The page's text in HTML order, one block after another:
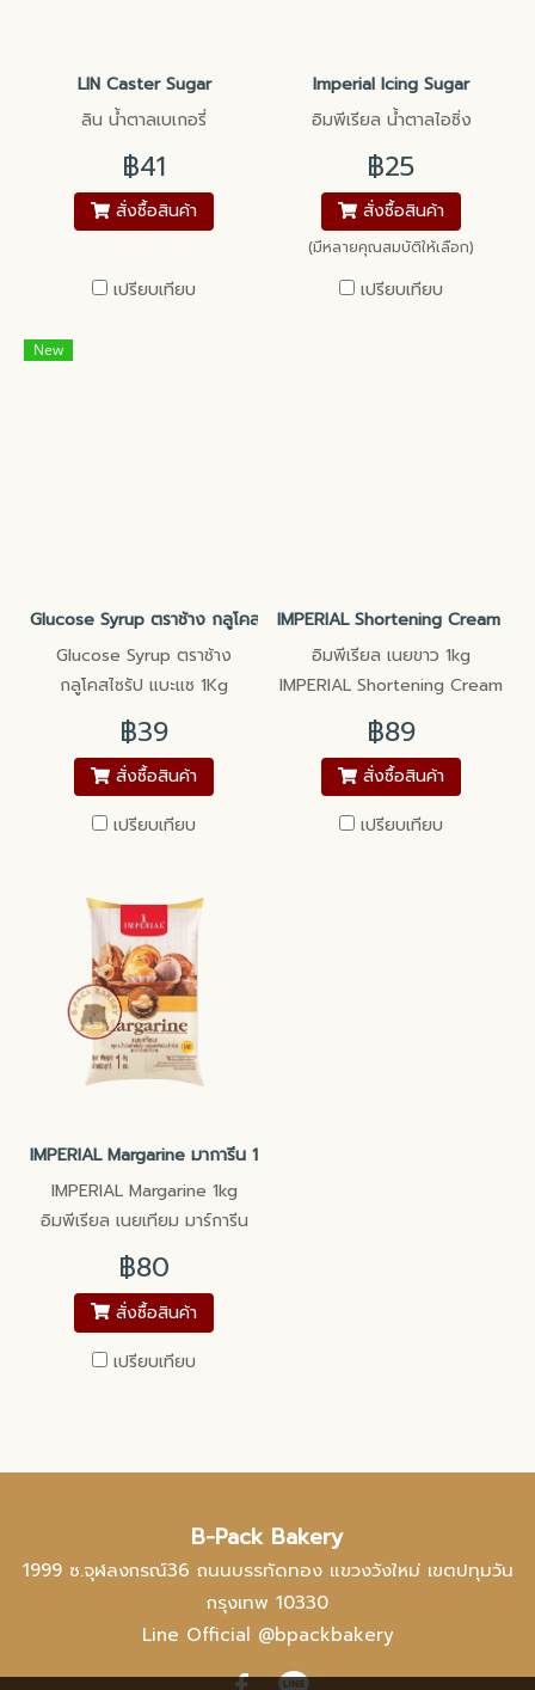
LIN Caster Sugar
ลิน น้ำตาลเบเกอรี่
฿41
สั่งซื้อสินค้า
เปรียบเทียบ
Imperial Icing Sugar
อิมพีเรียล น้ำตาลไอซิ่ง
฿25
สั่งซื้อสินค้า
(มีหลายคุณสมบัติให้เลือก)
เปรียบเทียบ
New
Glucose Syrup ตราช้าง กลูโคสไซรัป แบะแซ 1Kg
Glucose Syrup ตราช้าง
กลูโคสไซรัป แบะแซ 1Kg
฿39
สั่งซื้อสินค้า
เปรียบเทียบ
IMPERIAL Shortening Cream
อิมพีเรียล เนยขาว 1kg
IMPERIAL Shortening Cream
฿89
สั่งซื้อสินค้า
เปรียบเทียบ
IMPERIAL Margarine มาการีน 1kg
IMPERIAL Margarine 1kg
อิมพีเรียล เนยเทียม มาร์การีน
1kg
฿80
สั่งซื้อสินค้า
เปรียบเทียบ
B-Pack Bakery
1999 ซ.จุฬลงกรณ์36 ถนนบรรทัดทอง แขวงวังใหม่ เขตปทุมวัน
กรุงเทพ 10330
Line Official @bpackbakery